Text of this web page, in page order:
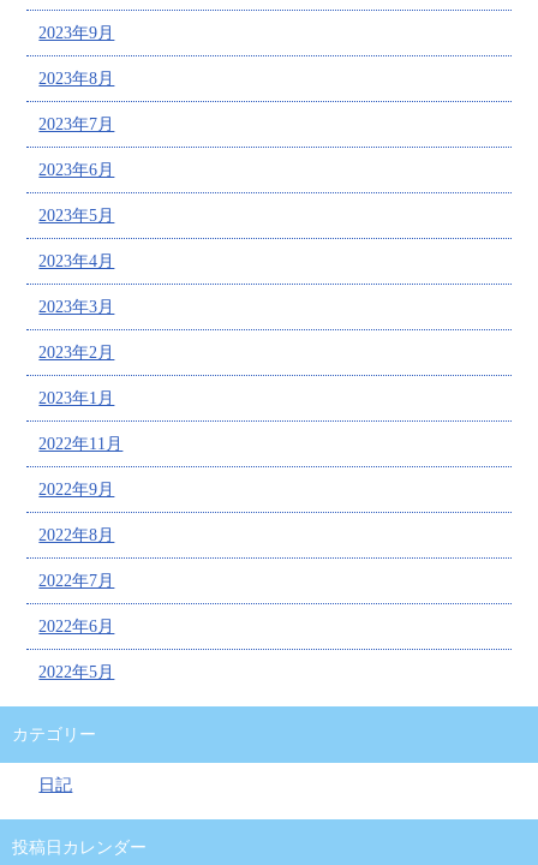
2023年9月
2023年8月
2023年7月
2023年6月
2023年5月
2023年4月
2023年3月
2023年2月
2023年1月
2022年11月
2022年9月
2022年8月
2022年7月
2022年6月
2022年5月
カテゴリー
日記
投稿日カレンダー